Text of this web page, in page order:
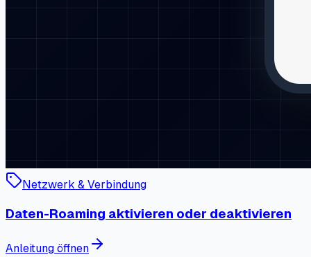
Netzwerk & Verbindung
Daten-Roaming aktivieren oder deaktivieren
Anleitung öffnen